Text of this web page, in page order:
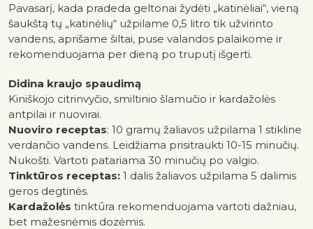
Pavasarį, kada pradeda geltonai žydėti „katinėliai“, vieną
šaukštą tų „katinėlių“ užpilame 0,5 litro tik užvirinto
vandens, aprišame šiltai, puse valandos palaikome ir
rekomenduojama per dieną po truputį išgerti.
Didina kraujo spaudimą
Kiniškojo citrinvyčio, smiltinio šlamučio ir kardažolės
antpilai ir nuovirai.
Nuoviro receptas: 10 gramų žaliavos užpilama 1 stikline
verdančio vandens. Leidžiama prisitraukti 10-15 minučių.
Nukošti. Vartoti patariama 30 minučių po valgio.
Tinktūros receptas: 1 dalis žaliavos užpilama 5 dalimis
geros degtinės.
Kardažolės tinktūra rekomenduojama vartoti dažniau,
bet mažesnėmis dozėmis.